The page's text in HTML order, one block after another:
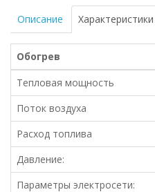
Описание Характеристики
Обогрев
Тепловая мощность
Поток воздуха
Расход топлива
Давление:
Параметры электросети: